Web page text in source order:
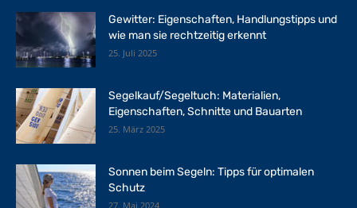
Gewitter: Eigenschaften, Handlungstipps und
wie man sie rechtzeitig erkennt
25. Juli 2025
Segelkauf/Segeltuch: Materialien,
Eigenschaften, Schnitte und Bauarten
25. März 2025
Sonnen beim Segeln: Tipps für optimalen
Schutz
27. Mai 2024